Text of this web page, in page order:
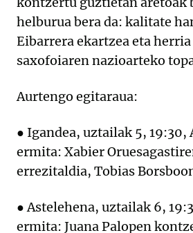
helburua bera da: kalitate
Eibarrera ekartzea eta
saxofoiaren nazioarteko
Aurtengo egitaraua:
● Igandea, uztailak 5, 19:30,
ermita: Xabier
errezitaldia, Tobias
● Astelehena, uztailak 6,
ermita: Juana Palopen